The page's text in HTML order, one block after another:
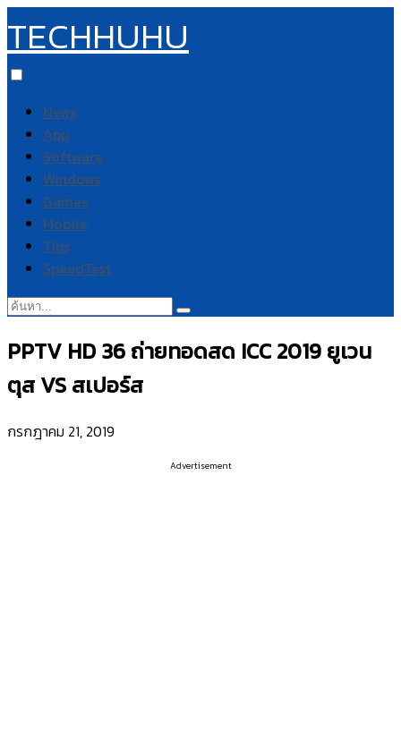
TECHHUHU
News
App
Software
Windows
Games
Mobile
Tips
SpeedTest
ค้นหา:
PPTV HD 36 ถ่ายทอดสด ICC 2019 ยูเวน
ตุส VS สเปอร์ส
กรกฎาคม 21, 2019
Advertisement